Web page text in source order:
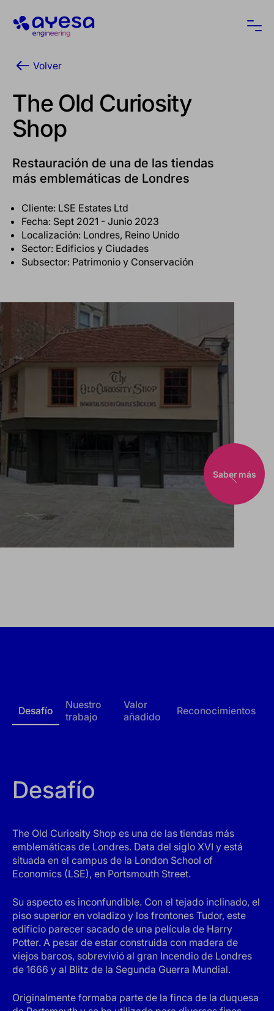
Ayesa
Saber más
Volver
The Old Curiosity
Shop
Restauración de una de las tiendas
más emblemáticas de Londres
Cliente: LSE Estates Ltd
Fecha: Sept 2021 - Junio 2023
Localización: Londres, Reino Unido
Sector: Edificios y Ciudades
Subsector: Patrimonio y Conservación
Desafío
Nuestro
trabajo
Valor
añadido
Reconocimientos
Desafío
The Old Curiosity Shop es una de las tiendas más
emblemáticas de Londres. Data del siglo XVI y está
situada en el campus de la London School of
Economics (LSE), en Portsmouth Street.
Su aspecto es inconfundible. Con el tejado inclinado, el
piso superior en voladizo y los frontones Tudor, este
edificio parecer sacado de una película de Harry
Potter. A pesar de estar construida con madera de
viejos barcos, sobrevivió al gran Incendio de Londres
de 1666 y al Blitz de la Segunda Guerra Mundial.
Originalmente formaba parte de la finca de la duquesa